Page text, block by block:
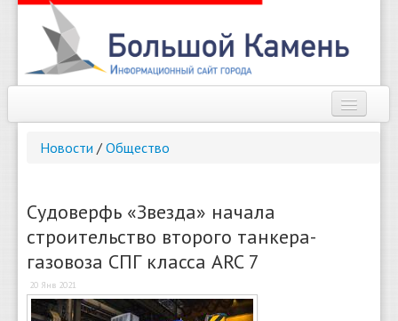
Справочник
О сайте
Новости / Общество
Судоверфь «Звезда» начала
строительство второго танкера-
газовоза СПГ класса ARC 7
20 Янв 2021